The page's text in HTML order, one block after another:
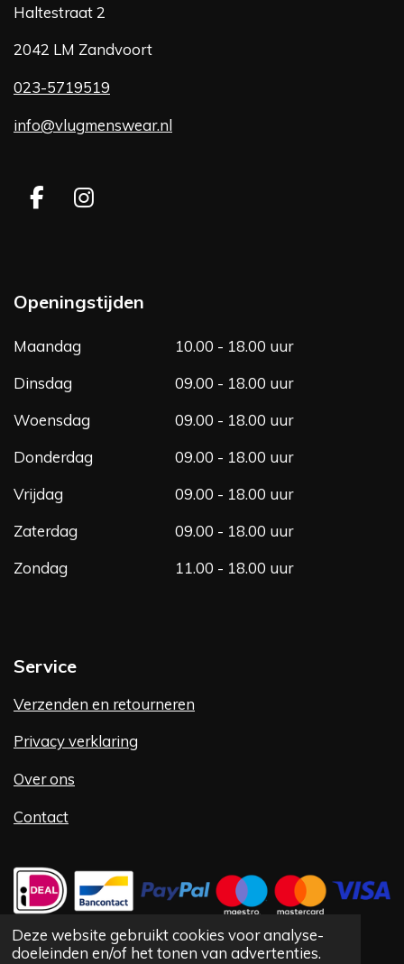
Deze website gebruikt cookies voor analyse-
doeleinden en/of het tonen van advertenties.
Haltestraat 2
2042 LM Zandvoort
023-5719519
info@vlugmenswear.nl
F
b
o
o
k
I
a
g
Openingstijden
Maandag
10.00 - 18.00 uur
Dinsdag
09.00 - 18.00 uur
Woensdag
09.00 - 18.00 uur
Donderdag
09.00 - 18.00 uur
Vrijdag
09.00 - 18.00 uur
Zaterdag
09.00 - 18.00 uur
Zondag
11.00 - 18.00 uur
Service
Verzenden en retourneren
Privacy verklaring
Over ons
Contact
©1992 -2025 Vlug Fashion VOF